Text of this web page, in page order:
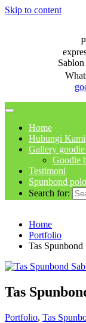
Skip to content
Home
Hubungi Kami
Gallery
Goodie
Testimoni
Spunbond
Search for:
Home
Portfolio
Tas
Tas
Portfolio, Tas